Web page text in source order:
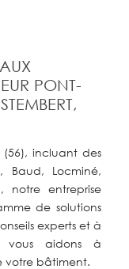
PONT-
incluant des
Baud, Locminé,
notre entreprise
de solutions
experts et à
vous aidons à
votre bâtiment.